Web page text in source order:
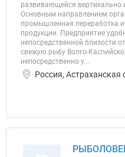
развивающейся вертикально
Основным направлением
промышленная переработка
продукции. Предприятие
непосредственной близости
свежую рыбу Волго-
непосредственно у...
Россия,